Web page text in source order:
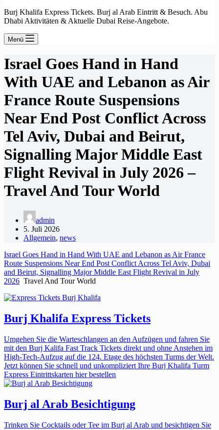
Burj Khalifa Express Tickets. Burj al Arab Eintritt & Besuch. Abu
Dhabi Aktivitäten & Aktuelle Dubai Reise-Angebote.
Menü
Israel Goes Hand in Hand
With UAE and Lebanon as Air
France Route Suspensions
Near End Post Conflict Across
Tel Aviv, Dubai and Beirut,
Signalling Major Middle East
Flight Revival in July 2026 –
Travel And Tour World
admin
5. Juli 2026
Allgemein, news
Israel Goes Hand in Hand With UAE and Lebanon as Air France
Route Suspensions Near End Post Conflict Across Tel Aviv, Dubai
and Beirut, Signalling Major Middle East Flight Revival in July
2026 Travel And Tour World
Burj Khalifa Express Tickets
Umgehen Sie die Warteschlangen an den Aufzügen und fahren Sie
mit den Burj Kalifa Fast Track Tickets direkt und ohne Anstehen im
High-Tech-Aufzug auf die 124. Etage des höchsten Turms der Welt.
Jetzt können Sie schnell und unkompliziert Ihre Burj Khalifa Turm
Express Eintrittskarten hier bestellen
Burj al Arab Besichtigung
Trinken Sie Cocktails oder Tee im Burj al Arab und besichtigen Sie